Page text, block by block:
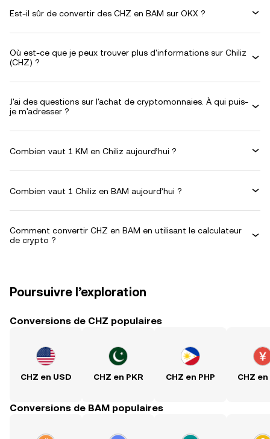
Est-il sûr de convertir des CHZ en BAM sur OKX ?
Où est-ce que je peux trouver plus d'informations sur Chiliz
(CHZ) ?
J'ai des questions sur l'achat de cryptomonnaies. À qui puis-
je m'adresser ?
Combien vaut 1 KM en Chiliz aujourd’hui ?
Combien vaut 1 Chiliz en BAM aujourd’hui ?
Comment convertir CHZ en BAM en utilisant le calculateur
de crypto ?
Poursuivre l’exploration
Conversions de CHZ populaires
CHZ en USD CHZ en PKR CHZ en PHP CHZ en
Conversions de BAM populaires